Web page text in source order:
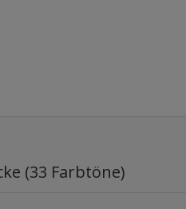
(33 Farbtöne)